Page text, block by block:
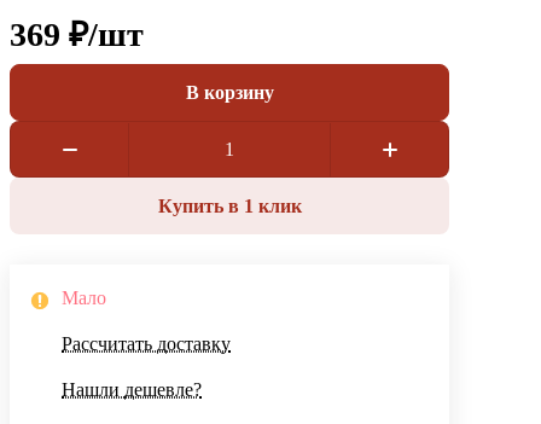
369 ₽/шт
В корзину
Купить в 1 клик
Мало
Рассчитать доставку
Нашли дешевле?